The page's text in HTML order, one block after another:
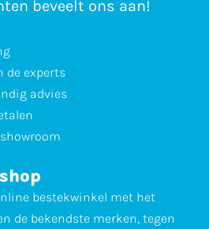
beveelt ons aan!
de experts
advies
bestekwinkel met het
de bekendste merken, tegen